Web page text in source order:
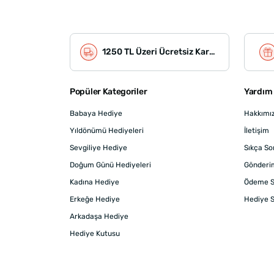
1250 TL Üzeri Ücretsiz Kargo
Popüler Kategoriler
Babaya Hediye
Yıldönümü Hediyeleri
Sevgiliye Hediye
Doğum Günü Hediyeleri
Kadına Hediye
Erkeğe Hediye
Arkadaşa Hediye
Hediye Kutusu
İletişim
Sıkça
Ödeme
Hediye